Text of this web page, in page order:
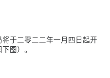
于二零二二年一月四日起开
图）。